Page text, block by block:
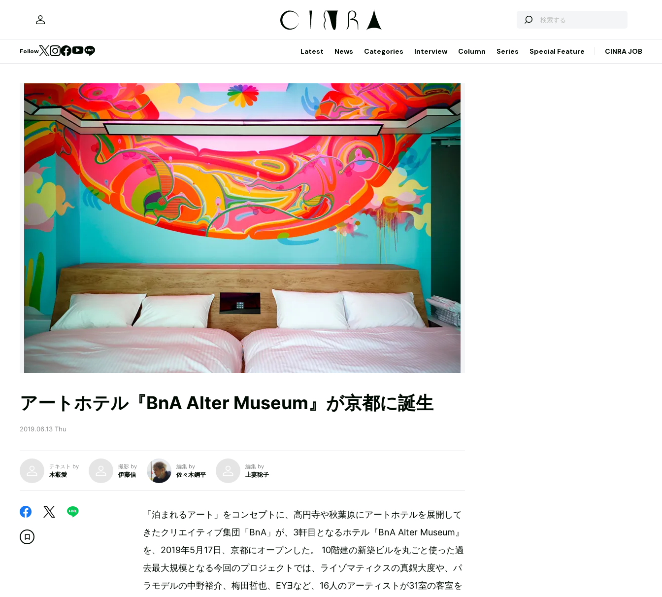
Follow Latest News Categories Interview Column Series Special Feature CINRA JOB
アートホテル『BnA Alter Museum』が京都に誕生
2019.06.13 Thu
テキスト by
木薮愛
撮影 by
伊藤信
編集 by
佐々木鋼平
編集 by
上妻聡子
「泊まれるアート」をコンセプトに、高円寺や秋葉原にアートホテルを展開して
きたクリエイティブ集団「BnA」が、3軒目となるホテル『BnA Alter Museum』
を、2019年5月17日、京都にオープンした。 10階建の新築ビルを丸ごと使った過
去最大規模となる今回のプロジェクトでは、ライゾマティクスの真鍋大度や、パ
ラモデルの中野裕介、梅田哲也、EY∃など、16人のアーティストが31室の客室を